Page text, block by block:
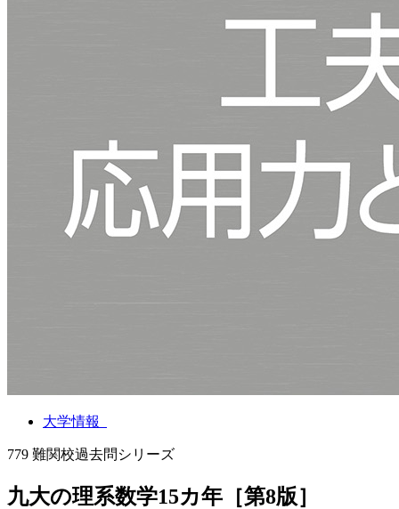
大学情報
779 難関校過去問シリーズ
九大の理系数学15カ年［第8版］